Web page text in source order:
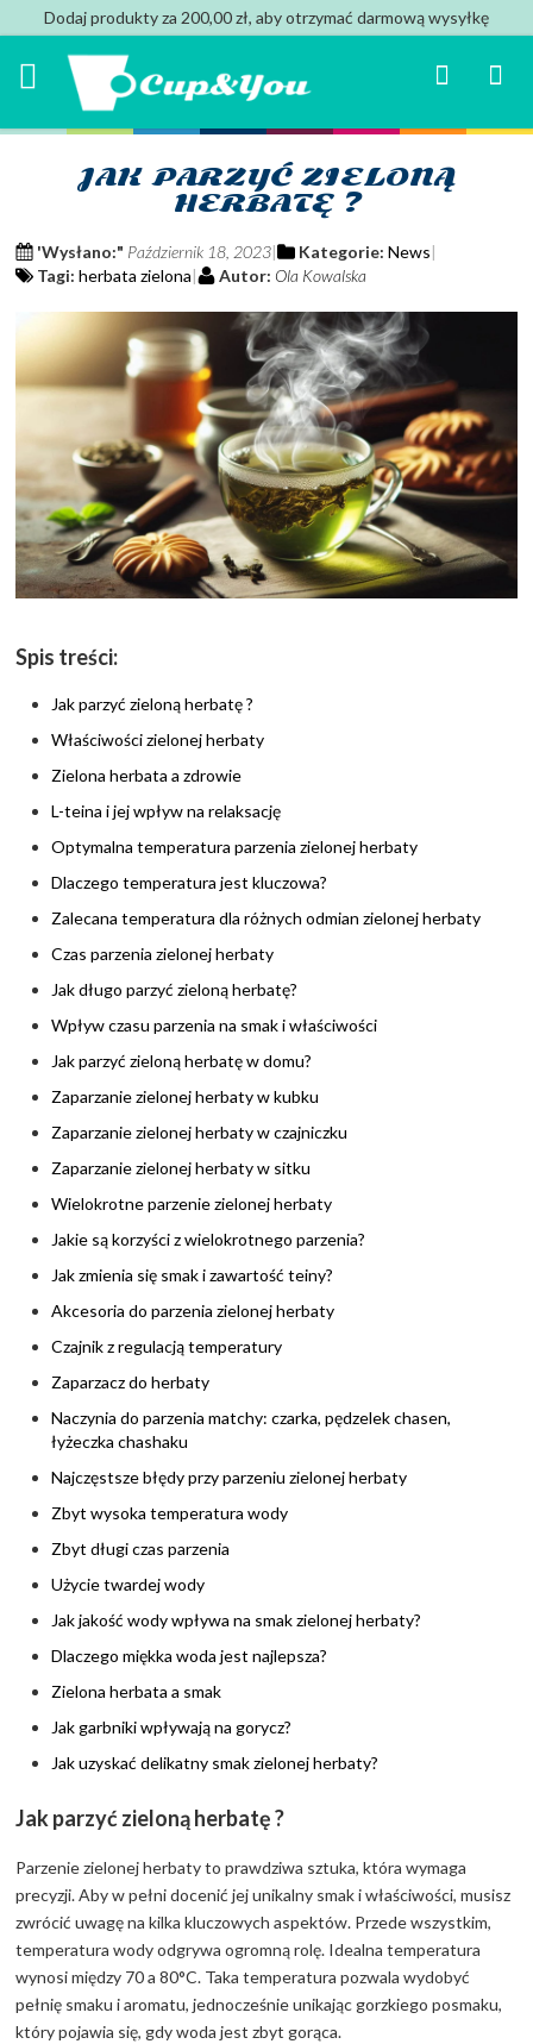
Dodaj produkty za 200,00 zł, aby otrzymać darmową wysyłkę
Mój
Search
JAK PARZYĆ ZIELONĄ
HERBATĘ ?
'Wysłano:" Październik 18, 2023 Kategorie: News
Tagi: herbata zielona Autor: Ola Kowalska
Spis treści:
Jak parzyć zieloną herbatę ?
Właściwości zielonej herbaty
Zielona herbata a zdrowie
L-teina i jej wpływ na relaksację
Optymalna temperatura parzenia zielonej herbaty
Dlaczego temperatura jest kluczowa?
Zalecana temperatura dla różnych odmian zielonej herbaty
Czas parzenia zielonej herbaty
Jak długo parzyć zieloną herbatę?
Wpływ czasu parzenia na smak i właściwości
Jak parzyć zieloną herbatę w domu?
Zaparzanie zielonej herbaty w kubku
Zaparzanie zielonej herbaty w czajniczku
Zaparzanie zielonej herbaty w sitku
Wielokrotne parzenie zielonej herbaty
Jakie są korzyści z wielokrotnego parzenia?
Jak zmienia się smak i zawartość teiny?
Akcesoria do parzenia zielonej herbaty
Czajnik z regulacją temperatury
Zaparzacz do herbaty
Naczynia do parzenia matchy: czarka, pędzelek chasen,
łyżeczka chashaku
Najczęstsze błędy przy parzeniu zielonej herbaty
Zbyt wysoka temperatura wody
Zbyt długi czas parzenia
Użycie twardej wody
Jak jakość wody wpływa na smak zielonej herbaty?
Dlaczego miękka woda jest najlepsza?
Zielona herbata a smak
Jak garbniki wpływają na gorycz?
Jak uzyskać delikatny smak zielonej herbaty?
Jak parzyć zieloną herbatę ?
Parzenie zielonej herbaty to prawdziwa sztuka, która wymaga
precyzji. Aby w pełni docenić jej unikalny smak i właściwości, musisz
zwrócić uwagę na kilka kluczowych aspektów. Przede wszystkim,
temperatura wody odgrywa ogromną rolę. Idealna temperatura
wynosi między 70 a 80°C. Taka temperatura pozwala wydobyć
pełnię smaku i aromatu, jednocześnie unikając gorzkiego posmaku,
który pojawia się, gdy woda jest zbyt gorąca.